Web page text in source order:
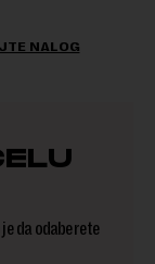
NALOG
da odaberete